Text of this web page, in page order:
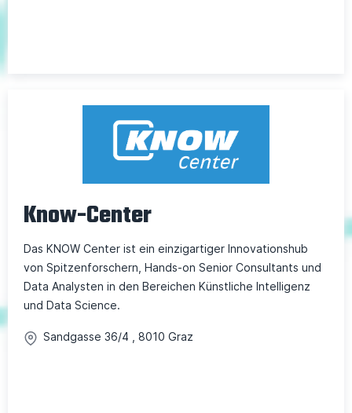
Know-Center
Das KNOW Center ist ein einzigartiger Innovationshub
von Spitzenforschern, Hands-on Senior Consultants und
Data Analysten in den Bereichen Künstliche Intelligenz
und Data Science.
Sandgasse 36/4 8010 Graz